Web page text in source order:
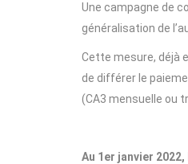
Une campagne de
généralisation de
Cette mesure, déjà
de différer le
(CA3 mensuelle ou
Au 1er janvier